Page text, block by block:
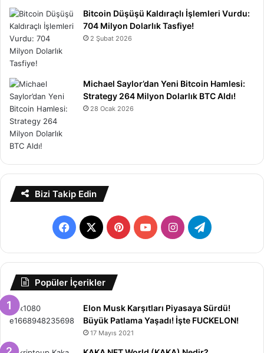
Bitcoin Düşüşü Kaldıraçlı İşlemleri Vurdu:
704 Milyon Dolarlık Tasfiye!
2 Şubat 2026
Michael Saylor’dan Yeni Bitcoin Hamlesi:
Strategy 264 Milyon Dolarlık BTC Aldı!
28 Ocak 2026
Bizi Takip Edin
Facebook
X PinterestYouTubeInstagramTelegram
Popüler İçerikler
Elon Musk Karşıtları Piyasaya Sürdü!
Büyük Patlama Yaşadı! İşte FUCKELON!
17 Mayıs 2021